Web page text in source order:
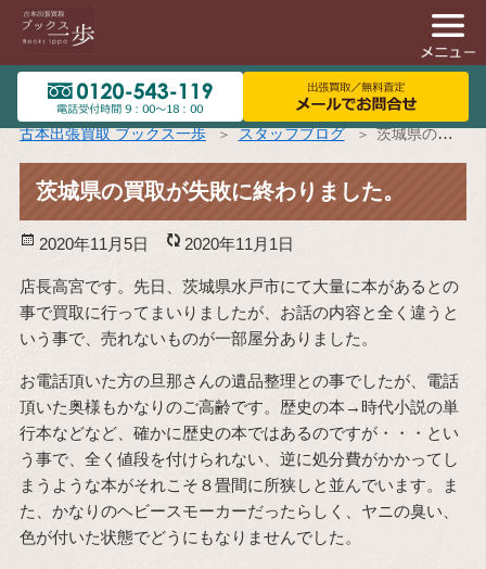
古本出張買取 ブックス一歩 スタッフブログ 茨城県の買取が失敗に終わりました。
茨城県の買取が失敗に終わりました。
投
日:
2020年11月5日
更
日:
2020年11月1日
店長高宮です。先日、茨城県水戸市にて大量に本があるとの
事で買取に行ってまいりましたが、お話の内容と全く違うと
いう事で、売れないものが一部屋分ありました。
お電話頂いた方の旦那さんの遺品整理との事でしたが、電話
頂いた奥様もかなりのご高齢です。歴史の本→時代小説の単
行本などなど、確かに歴史の本ではあるのですが・・・とい
う事で、全く値段を付けられない、逆に処分費がかかってし
まうような本がそれこそ８畳間に所狭しと並んでいます。ま
た、かなりのヘビースモーカーだったらしく、ヤニの臭い、
色が付いた状態でどうにもなりませんでした。